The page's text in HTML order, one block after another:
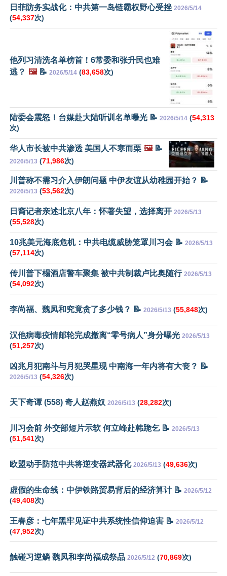
日菲防务实战化：中共第一岛链霸权野心受挫 2026/5/14
(54,337次)
他列习清洗名单榜首！6常委和张升民也难
逃？ 🖼️📝 2026/5/14 (83,658次)
陆委会震怒！台媒赴大陆听训名单曝光 📝 2026/5/14 (54,313
次)
华人市长被中共渗透 美国人不寒而栗 🖼️📝
2026/5/13 (71,986次)
川普称不需习介入伊朗问题 中伊友谊从幼稚园开始？ 📝
2026/5/13 (53,562次)
日裔记者亲述北京八年：怀著失望，选择离开 2026/5/13
(55,528次)
10兆美元海底危机：中共电缆威胁笼罩川习会 📝 2026/5/13
(57,114次)
传川普下榻酒店警车聚集 被中共制裁卢比奥随行 2026/5/13
(54,092次)
李尚福、魏凤和究竟贪了多少钱？ 📝 2026/5/13 (55,848次)
汉他病毒疫情邮轮完成撤离“零号病人”身分曝光 2026/5/13
(51,257次)
凶兆月犯南斗与月犯哭星现 中南海一年内将有大丧？ 📝
2026/5/13 (54,326次)
天下奇谭 (558) 奇人赵燕奴 2026/5/13 (28,282次)
川习会前 外交部短片示软 何立峰赴韩跪乞 📝 2026/5/13
(51,541次)
欧盟动手防范中共将逆变器武器化 2026/5/13 (49,636次)
虚假的生命线：中伊铁路贸易背后的经济算计 📝 2026/5/12
(49,408次)
王春彦：七年黑牢见证中共系统性信仰迫害 📝 2026/5/12
(47,952次)
触碰习逆鳞 魏凤和李尚福成祭品 2026/5/12 (70,869次)